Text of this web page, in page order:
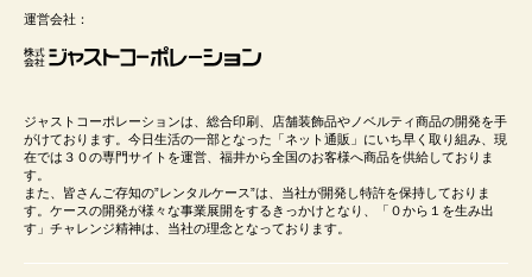
運営会社：
ジャストコーポレーションは、総合印刷、店舗装飾品やノベルティ商品の開発を手
がけております。今日生活の一部となった「ネット通販」にいち早く取り組み、現
在では３０の専門サイトを運営、福井から全国のお客様へ商品を供給しておりま
す。
また、皆さんご存知の”レンタルケース”は、当社が開発し特許を保持しておりま
す。ケースの開発が様々な事業展開をするきっかけとなり、「０から１を生み出
す」チャレンジ精神は、当社の理念となっております。